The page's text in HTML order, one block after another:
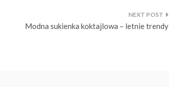
Modna sukienka koktajlowa – letnie trendy